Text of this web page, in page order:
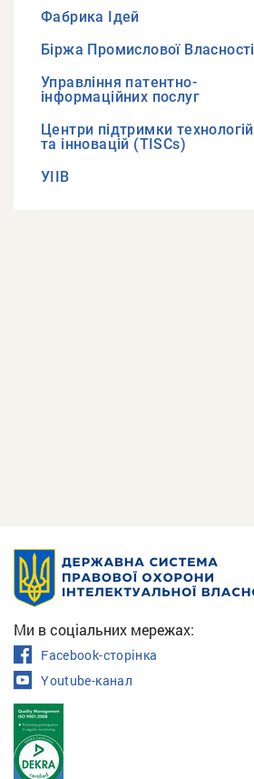
Фабрика Ідей
Біржа Промислової Власності
Управління патентно-
інформаційних послуг
Центри підтримки технологій
та інновацій (TISCs)
УІІВ
Ми в соціальних мережах:
Facebook-сторінка
Youtube-канал